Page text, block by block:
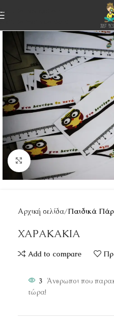
Skip to navigation
Skip to main content
Κάντε κλικ για μεγέθυνση
Αρχική σελίδα Παιδικά
ΧΑΡΑΚΑΚΙΑ
Add to compare
3 Άνθρωποι που
τώρα!